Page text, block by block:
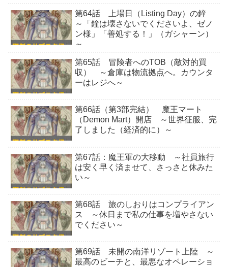
第64話 上場日（Listing Day）の鐘
～「鐘は壊さないでくださいよ、ゼノ
ン様」「善処する！」（ガシャーン）
～
第65話 冒険者へのTOB（敵対的買
収） ～倉庫は物流拠点へ。カウンタ
ーはレジへ～
第66話（第3部完結） 魔王マート
（Demon Mart）開店 ～世界征服、完
了しました（経済的に）～
第67話：魔王軍の大移動 ～社員旅行
は安く早く済ませて、さっさと休みた
い～
第68話 旅のしおりはコンプライアン
ス ～休日まで私の仕事を増やさない
でください～
第69話 未開の南洋リゾート上陸 ～
最高のビーチと、最悪なオペレーショ